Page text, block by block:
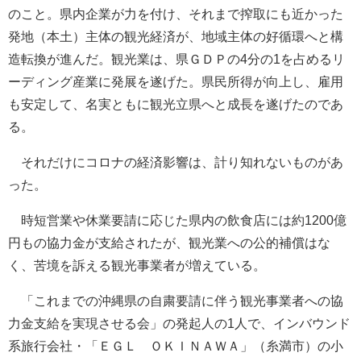
のこと。県内企業が力を付け、それまで搾取にも近かった
発地（本土）主体の観光経済が、地域主体の好循環へと構
造転換が進んだ。観光業は、県ＧＤＰの4分の1を占めるリ
ーディング産業に発展を遂げた。県民所得が向上し、雇用
も安定して、名実ともに観光立県へと成長を遂げたのであ
る。
それだけにコロナの経済影響は、計り知れないものがあ
った。
時短営業や休業要請に応じた県内の飲食店には約1200億
円もの協力金が支給されたが、観光業への公的補償はな
く、苦境を訴える観光事業者が増えている。
「これまでの沖縄県の自粛要請に伴う観光事業者への協
力金支給を実現させる会」の発起人の1人で、インバウンド
系旅行会社・「ＥＧＬ ＯＫＩＮＡＷＡ」（糸満市）の小